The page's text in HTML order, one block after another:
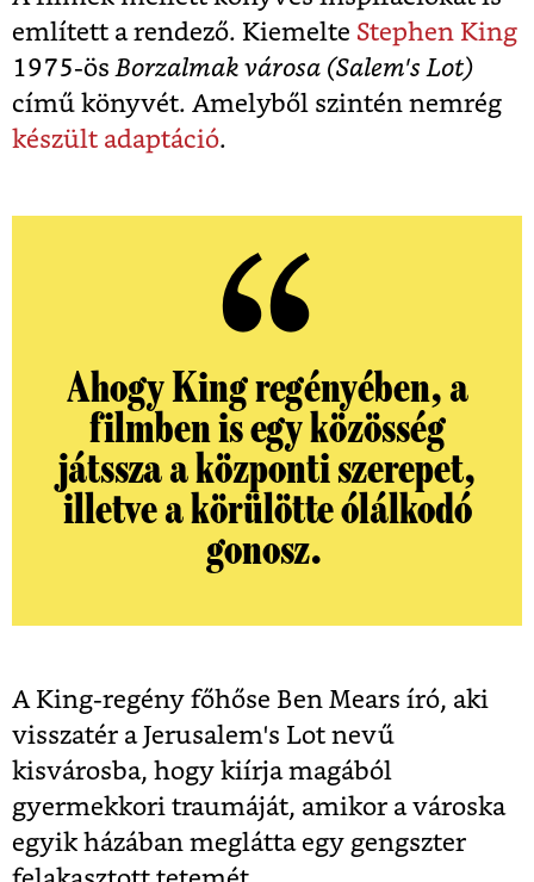
említett a rendező. Kiemelte Stephen King
1975-ösBorzalmak városa (Salem's Lot)
című könyvét. Amelyből szintén nemrég
készült adaptáció.
Ahogy King regényében, a
filmben is egy közösség
játssza a központi szerepet,
illetve a körülötte ólálkodó
gonosz.
A King-regény főhőse Ben Mears író, aki
visszatér a Jerusalem's Lot nevű
kisvárosba, hogy kiírja magából
gyermekkori traumáját, amikor a városka
egyik házában meglátta egy gengszter